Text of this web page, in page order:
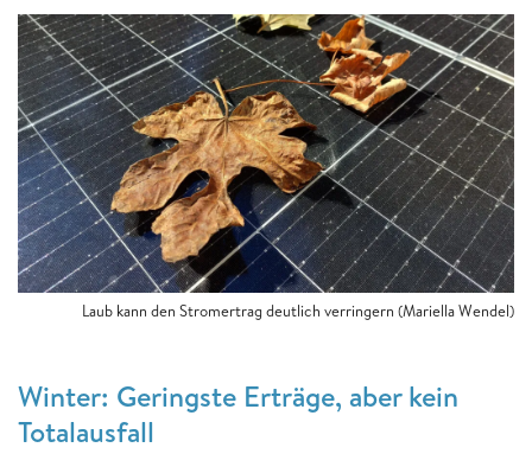
Laub kann den Stromertrag deutlich verringern (Mariella Wendel)
Winter: Geringste Erträge, aber kein
Totalausfall